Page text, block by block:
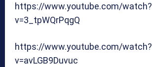
https://www.youtube.com/watch?
v=3_tpWQrPqgQ
https://www.youtube.com/watch?
v=avLGB9Duvuc